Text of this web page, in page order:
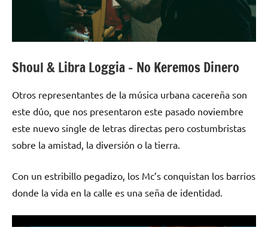
Shoul & Libra Loggia – No Keremos Dinero
Otros representantes de la música urbana cacereña son
este dúo, que nos presentaron este pasado noviembre
este nuevo single de letras directas pero costumbristas
sobre la amistad, la diversión o la tierra.
Con un estribillo pegadizo, los Mc’s conquistan los barrios
donde la vida en la calle es una seña de identidad.